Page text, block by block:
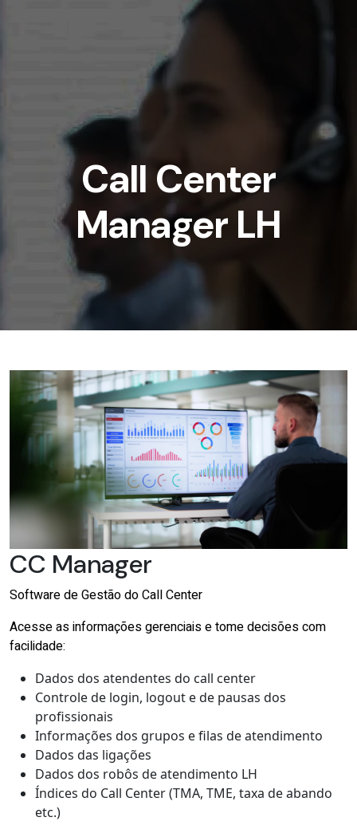
Call Center
Manager LH
CC Manager
Software de Gestão do Call Center
Acesse as informações gerenciais e tome decisões com
facilidade:
Dados dos atendentes do call center
Controle de login, logout e de pausas dos
profissionais
Informações dos grupos e filas de atendimento
Dados das ligações
Dados dos robôs de atendimento LH
Índices do Call Center (TMA, TME, taxa de abando
etc.)